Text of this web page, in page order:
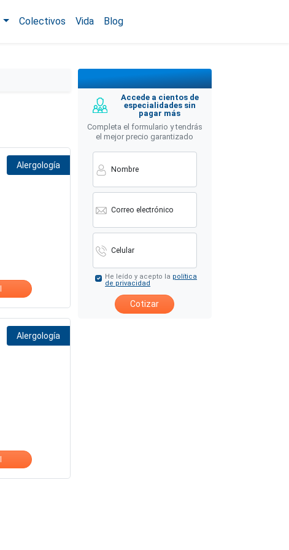
Colectivos Vida Blog
Alergología
Alergología
Accede a cientos de
especialidades sin
pagar más
Completa el formulario y tendrás
el mejor precio garantizado
Nombre
Correo electrónico
Celular
He leído y acepto la política
de privacidad
Cotizar